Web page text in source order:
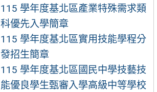
115 學年度基北區產業特殊需求類
科優先入學簡章
115 學年度基北區實用技能學程分
發招生簡章
115 學年度基北區國民中學技藝技
能優良學生甄審入學高級中等學校